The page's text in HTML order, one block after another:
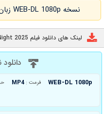
نسخه WEB-DL 1080p زبان اصلی
لینک های دانلود فیلم Edge of Night 2025
WEB-DL 1080p فرمت : MP4